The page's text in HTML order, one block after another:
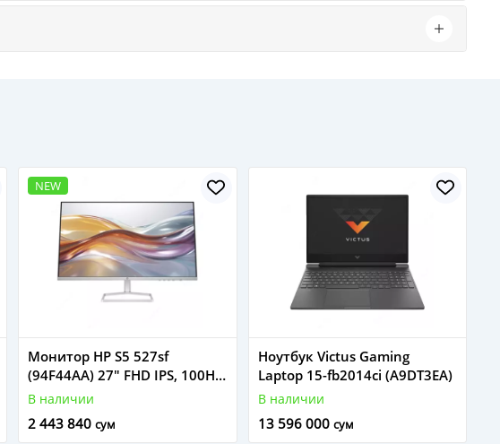
NEW
Монитор HP S5 527sf
(94F44AA) 27" FHD IPS, 100Hz,
HDMI
В наличии
2 443 840сум
Ноутбук Victus Gaming
Laptop 15-fb2014ci (A9DT3EA)
В наличии
13 596 000 сум